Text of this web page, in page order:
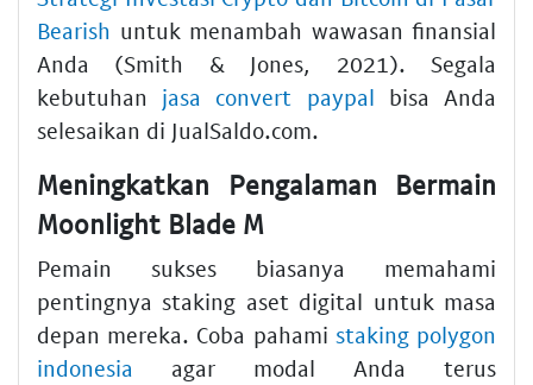
Bearish untuk menambah wawasan finansial
Anda (Smith & Jones, 2021). Segala
kebutuhan jasa convert paypal bisa Anda
selesaikan di JualSaldo.com.
Meningkatkan Pengalaman Bermain
Moonlight Blade M
Pemain sukses biasanya memahami
pentingnya staking aset digital untuk masa
depan mereka. Coba pahami staking polygon
indonesia agar modal Anda terus